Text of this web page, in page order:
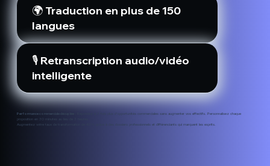
🌍 Traduction en plus de 150
langues
🎙️ Retranscription audio/vidéo
intelligente
Performance commerciale décuplée :
Répondez à 3 fois plus d’opportunités commerciales sans augmenter vos effectifs. Personnalisez chaque
proposition en 30 minutes au lieu de 3 heures.
Augmentez votre taux de transformation de 40% grâce à des dossiers professionnels et différenciants qui marquent les esprits.